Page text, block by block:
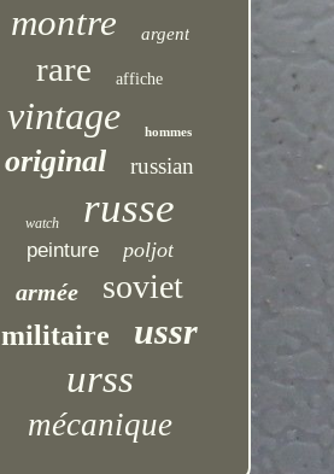
montre argent
rare affiche
vintage hommes
original russian
watch russe
peinture poljot
armée soviet
militaire ussr
urss
mécanique